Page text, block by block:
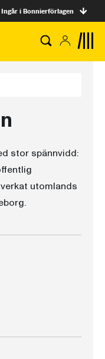
Ingår i Bonnierförlagen
stor spännvidd:
utomlands